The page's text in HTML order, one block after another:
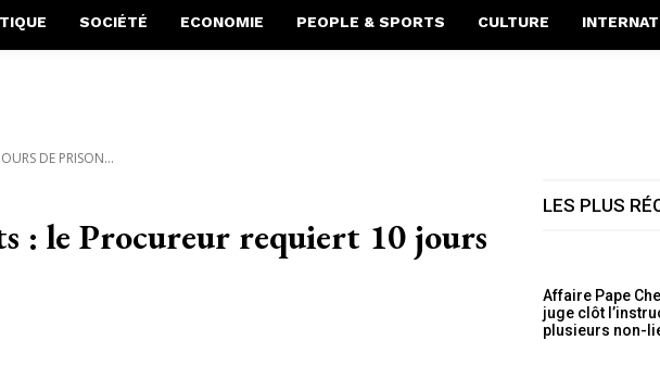
SOCIÉTÉ ECONOMIE PEOPLE & SPORTS CULTURE
DE PRISON...
: le Procureur requiert 10 jours
LES PLUS
Affaire Pape
juge clôt
plusieurs non-